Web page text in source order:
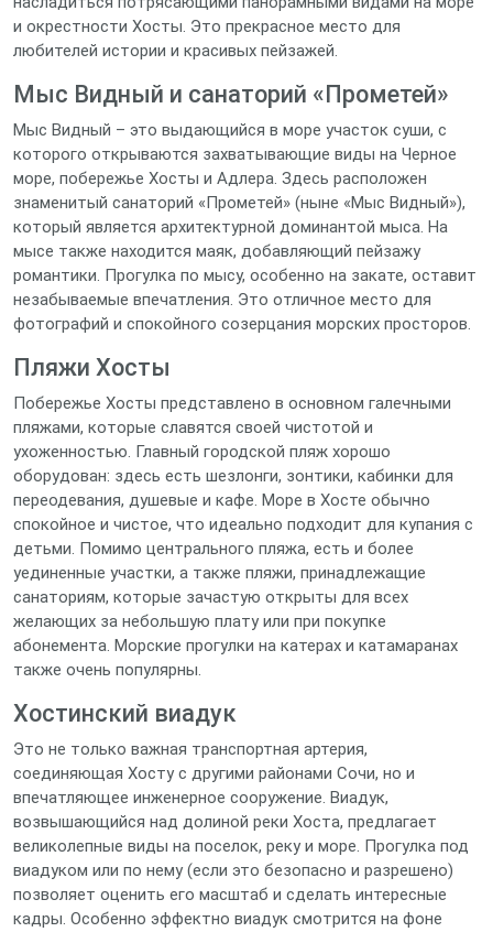
и окрестности Хосты. Это прекрасное место для
любителей истории и красивых пейзажей.
Мыс Видный и санаторий «Прометей»
Мыс Видный – это выдающийся в море участок суши, с
которого открываются захватывающие виды на Черное
море, побережье Хосты и Адлера. Здесь расположен
знаменитый санаторий «Прометей» (ныне «Мыс Видный»),
который является архитектурной доминантой мыса. На
мысе также находится маяк, добавляющий пейзажу
романтики. Прогулка по мысу, особенно на закате, оставит
незабываемые впечатления. Это отличное место для
фотографий и спокойного созерцания морских просторов.
Пляжи Хосты
Побережье Хосты представлено в основном галечными
пляжами, которые славятся своей чистотой и
ухоженностью. Главный городской пляж хорошо
оборудован: здесь есть шезлонги, зонтики, кабинки для
переодевания, душевые и кафе. Море в Хосте обычно
спокойное и чистое, что идеально подходит для купания с
детьми. Помимо центрального пляжа, есть и более
уединенные участки, а также пляжи, принадлежащие
санаториям, которые зачастую открыты для всех
желающих за небольшую плату или при покупке
абонемента. Морские прогулки на катерах и катамаранах
также очень популярны.
Хостинский виадук
Это не только важная транспортная артерия,
соединяющая Хосту с другими районами Сочи, но и
впечатляющее инженерное сооружение. Виадук,
возвышающийся над долиной реки Хоста, предлагает
великолепные виды на поселок, реку и море. Прогулка под
виадуком или по нему (если это безопасно и разрешено)
позволяет оценить его масштаб и сделать интересные
кадры. Особенно эффектно виадук смотрится на фоне